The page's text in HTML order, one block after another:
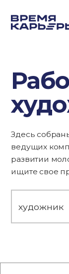
Здесь
ведущих
развитии
ищите свое